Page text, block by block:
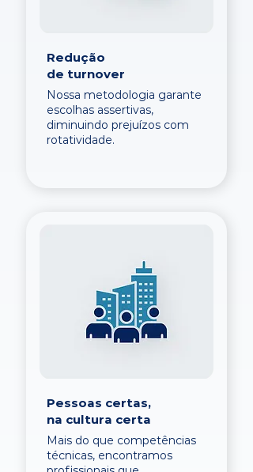
Redução
de turnover
Nossa metodologia garante
escolhas assertivas,
diminuindo prejuízos com
rotatividade.
Pessoas certas,
na cultura certa
Mais do que competências
técnicas, encontramos